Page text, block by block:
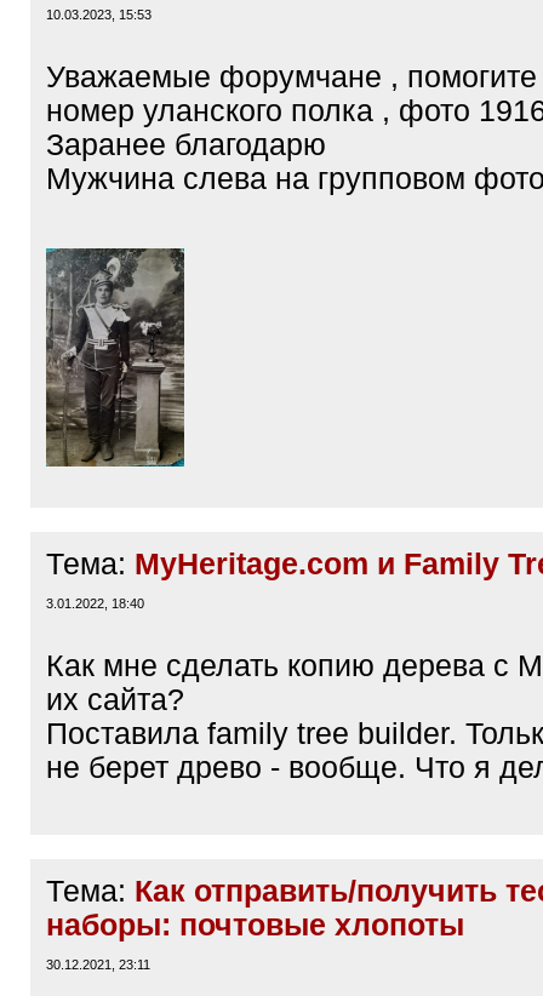
10.03.2023, 15:53
Уважаемые форумчане , помогите
номер уланского полка , фото
Заранее благодарю
Мужчина слева на групповом
Тема: MyHeritage.com и Family
3.01.2022, 18:40
Как мне сделать копию дерева с
их сайта?
Поставила family tree builder.
не берет древо - вообще. Что я
Тема: Как отправить/получить
наборы: почтовые хлопоты
30.12.2021, 23:11